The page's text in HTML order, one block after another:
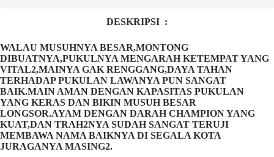
DESKRIPSI :
WALAU MUSUHNYA BESAR,MONTONG
DIBUATNYA,PUKULNYA MENGARAH KETEMPAT YANG
VITAL2,MAINYA GAK RENGGANG,DAYA TAHAN
TERHADAP PUKULAN LAWANYA PUN SANGAT
BAIK.MAIN AMAN DENGAN KAPASITAS PUKULAN
YANG KERAS DAN BIKIN MUSUH BESAR
LONGSOR.AYAM DENGAN DARAH CHAMPION YANG
KUAT,DAN TRAH2NYA SUDAH SANGAT TERUJI
MEMBAWA NAMA BAIKNYA DI SEGALA KOTA
JURAGANYA MASING2.